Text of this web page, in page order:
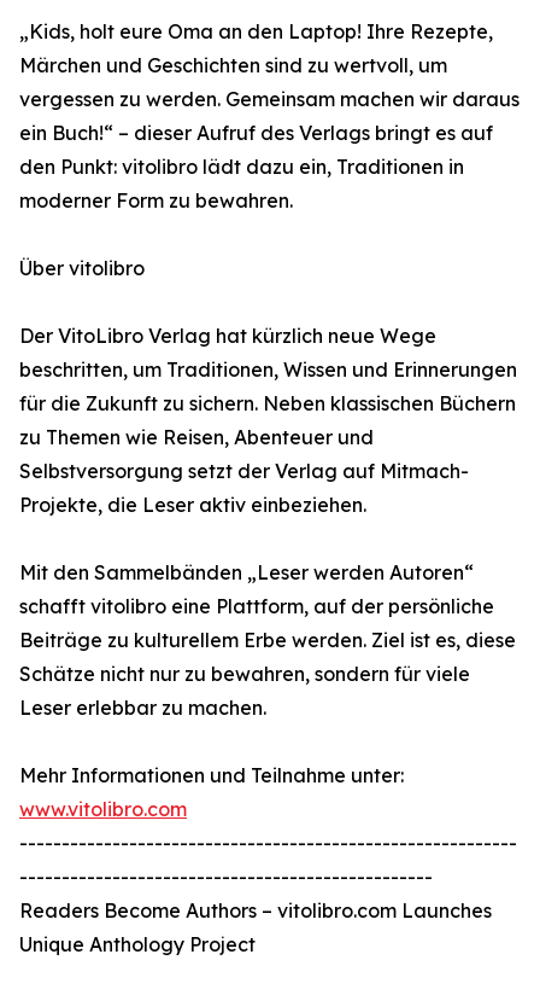
„Kids, holt eure Oma an den Laptop! Ihre Rezepte,
Märchen und Geschichten sind zu wertvoll, um
vergessen zu werden. Gemeinsam machen wir daraus
ein Buch!“ – dieser Aufruf des Verlags bringt es auf
den Punkt: vitolibro lädt dazu ein, Traditionen in
moderner Form zu bewahren.
Über vitolibro
Der VitoLibro Verlag hat kürzlich neue Wege
beschritten, um Traditionen, Wissen und Erinnerungen
für die Zukunft zu sichern. Neben klassischen Büchern
zu Themen wie Reisen, Abenteuer und
Selbstversorgung setzt der Verlag auf Mitmach-
Projekte, die Leser aktiv einbeziehen.
Mit den Sammelbänden „Leser werden Autoren“
schafft vitolibro eine Plattform, auf der persönliche
Beiträge zu kulturellem Erbe werden. Ziel ist es, diese
Schätze nicht nur zu bewahren, sondern für viele
Leser erlebbar zu machen.
Mehr Informationen und Teilnahme unter:
www.vitolibro.com
-----------------------------------------------------------
-------------------------------------------------
Readers Become Authors – vitolibro.com Launches
Unique Anthology Project